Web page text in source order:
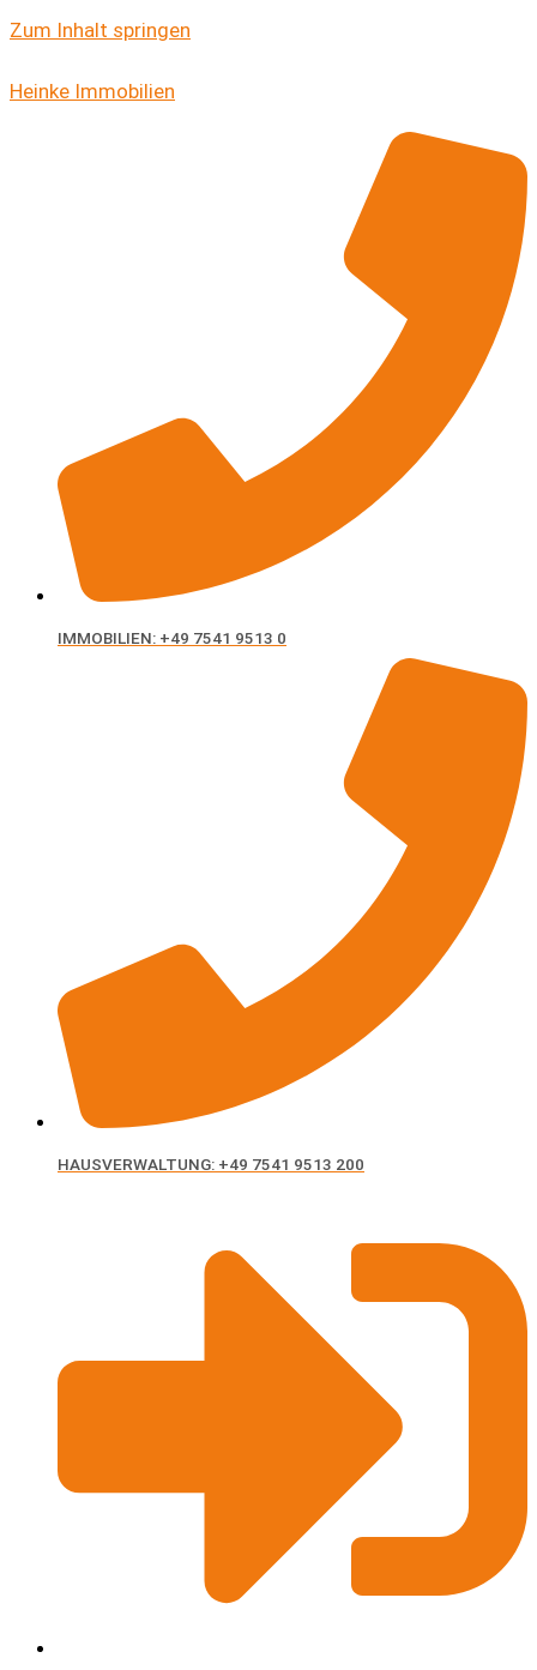
Zum Inhalt springen
Heinke Immobilien
IMMOBILIEN: +49 7541 9513 0
HAUSVERWALTUNG: +49 7541 9513 200